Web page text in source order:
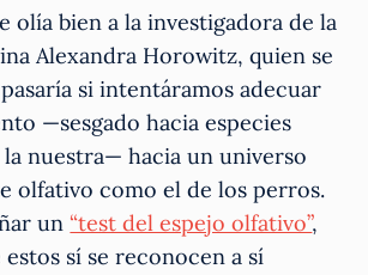
olía bien a la investigadora de la
Alexandra Horowitz, quien se
si intentáramos adecuar
—sesgado hacia especies
la nuestra— hacia un universo
olfativo como el de los perros.
un“test del espejo olfativo”,
sí se reconocen a sí